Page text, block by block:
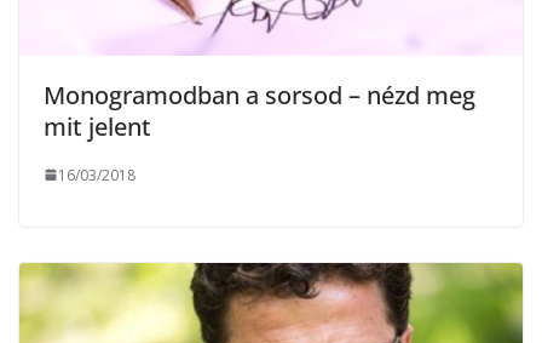
Monogramodban a sorsod – nézd meg
mit jelent
16/03/2018